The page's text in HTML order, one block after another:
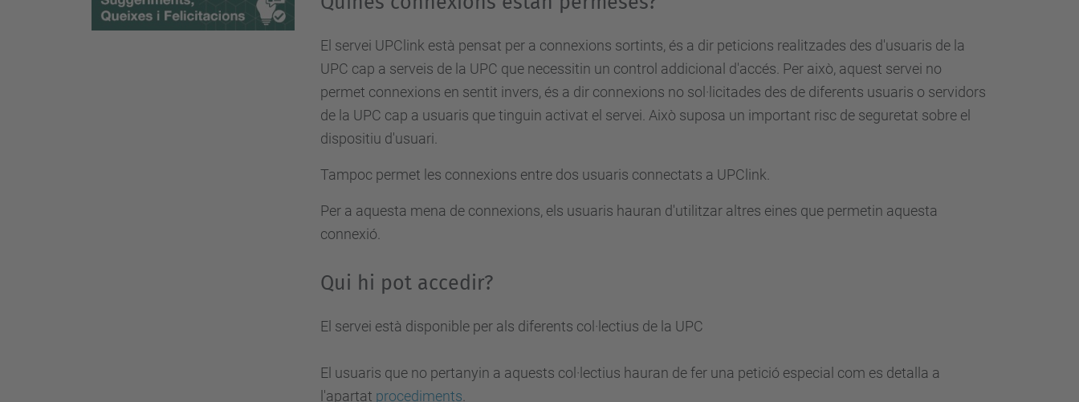
El servei UPClink està pensat per a connexions sortints, és a dir peticions realitzades des d'usuaris de la
UPC cap a serveis de la UPC que necessitin un control addicional d'accés. Per això, aquest servei no
permet connexions en sentit invers, és a dir connexions no sol·licitades des de diferents usuaris o servidors
de la UPC cap a usuaris que tinguin activat el servei. Això suposa un important risc de seguretat sobre el
dispositiu d'usuari.
Tampoc permet les connexions entre dos usuaris connectats a UPClink.
Per a aquesta mena de connexions, els usuaris hauran d'utilitzar altres eines que permetin aquesta
connexió.
Qui hi pot accedir?
El servei està disponible per als diferents col·lectius de la UPC
El usuaris que no pertanyin a aquests col·lectius hauran de fer una petició especial com es detalla a
l'apartat procediments